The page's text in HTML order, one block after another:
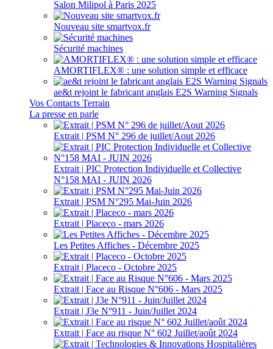
Salon Milipol à Paris 2025
Nouveau site smartvox.fr
Sécurité machines
AMORTIFLEX® : une solution simple et efficace
ae&t rejoint le fabricant anglais E2S Warning Signals
Vos Contacts Terrain
La presse en parle
Extrait | PSM N° 296 de juillet/Aout 2026
Extrait | PIC Protection Individuelle et Collective
N°158 MAI - JUIN 2026
Extrait | PSM N°295 Mai-Juin 2026
Extrait | Placeco - mars 2026
Les Petites Affiches - Décembre 2025
Extrait | Placeco - Octobre 2025
Extrait | Face au Risque N°606 - Mars 2025
Extrait | J3e N°911 - Juin/Juillet 2024
Extrait | Face au risque N° 602 Juillet/août 2024